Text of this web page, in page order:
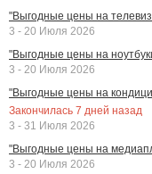
"Выгодные цены на
3 - 20 Июля 2026
"Выгодные цены на
3 - 20 Июля 2026
"Выгодные цены на
Закончилась 7 дней назад
3 - 31 Июля 2026
"Выгодные цены на
3 - 20 Июля 2026